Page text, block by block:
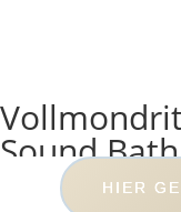
Sound Bath
HIER